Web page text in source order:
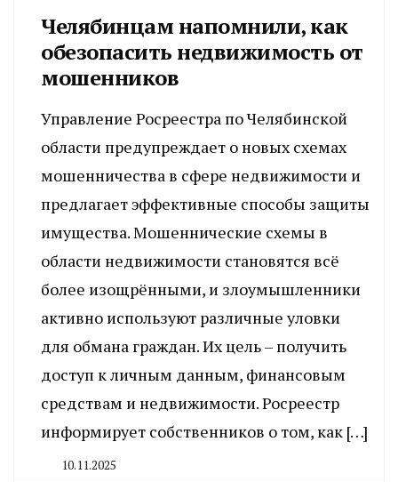
Челябинцам напомнили, как
обезопасить недвижимость от
мошенников
Управление Росреестра по Челябинской
области предупреждает о новых схемах
мошенничества в сфере недвижимости и
предлагает эффективные способы защиты
имущества. Мошеннические схемы в
области недвижимости становятся всё
более изощрёнными, и злоумышленники
активно используют различные уловки
для обмана граждан. Их цель – получить
доступ к личным данным, финансовым
средствам и недвижимости. Росреестр
информирует собственников о том, как […]
10.11.2025